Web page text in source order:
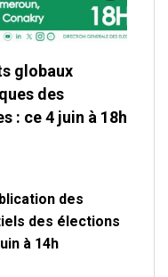
globaux
des
: ce 4 juin à 18h
des
des élections
à 14h